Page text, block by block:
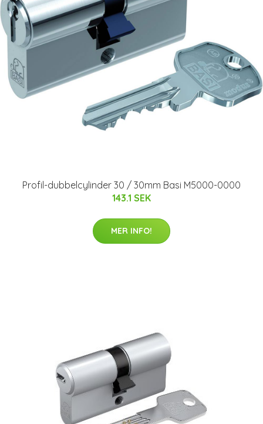
Profil-dubbelcylinder 30 / 30mm Basi M5000-0000
143.1 SEK
MER INFO!